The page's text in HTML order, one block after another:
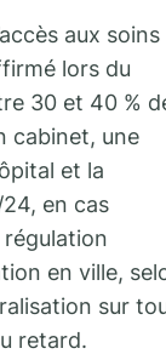
aux soins
lors du
30 et 40 %
cabinet, une
et la
en cas
en ville,
sur
retard.